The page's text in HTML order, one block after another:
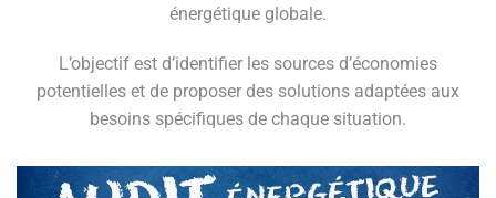
énergétique globale.
L’objectif est d’identifier les sources d’économies
potentielles et de proposer des solutions adaptées aux
besoins spécifiques de chaque situation.